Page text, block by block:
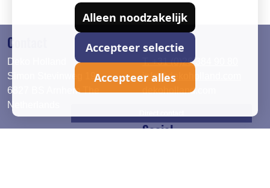
Contact
Deko Holland
Simon Stevinweg 19
6827 BS Arnhem The
Netherlands
T. +31 (0)26 384 90 80
info@dekoholland.com
dekoholland.com
Social
Alleen noodzakelijk
Accepteer selectie
Accepteer alles